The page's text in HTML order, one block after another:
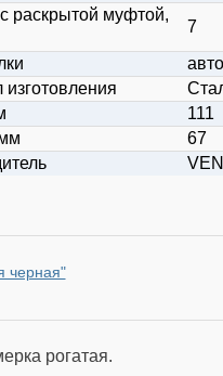
раскрытой муфтой,
7
111
67
черная"
рогатая.